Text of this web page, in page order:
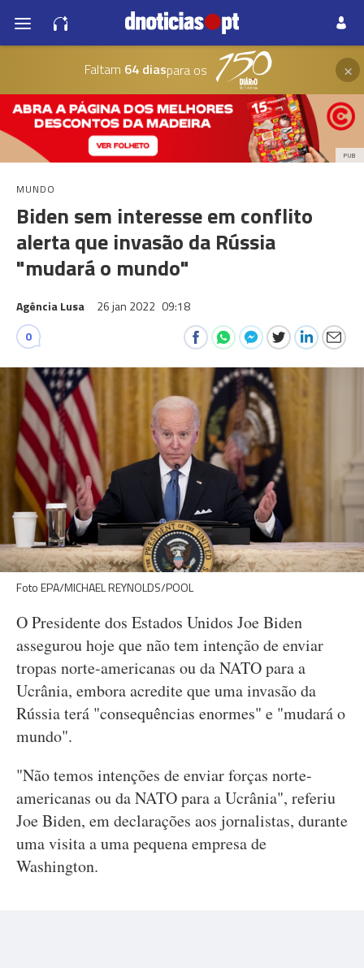
Faltam 64 diaspara os ×
PUB
MUNDO
Biden sem interesse em conflito
alerta que invasão da Rússia
"mudará o mundo"
Agência Lusa 26 jan 2022 09:18
0
Foto EPA/MICHAEL REYNOLDS/POOL
O Presidente dos Estados Unidos Joe Biden
assegurou hoje que não tem intenção de enviar
tropas norte-americanas ou da NATO para a
Ucrânia, embora acredite que uma invasão da
Rússia terá "consequências enormes" e "mudará o
mundo".
"Não temos intenções de enviar forças norte-
americanas ou da NATO para a Ucrânia", referiu
Joe Biden, em declarações aos jornalistas, durante
uma visita a uma pequena empresa de
Washington.